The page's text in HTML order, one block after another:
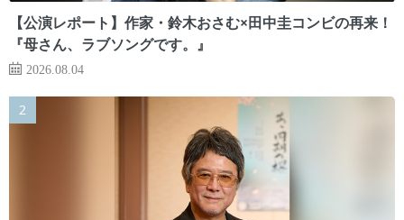
【公演レポート】作家・鈴木おさむ×田中圭コンビの再来！
『母さん、ラブソングです。』
2026.08.04